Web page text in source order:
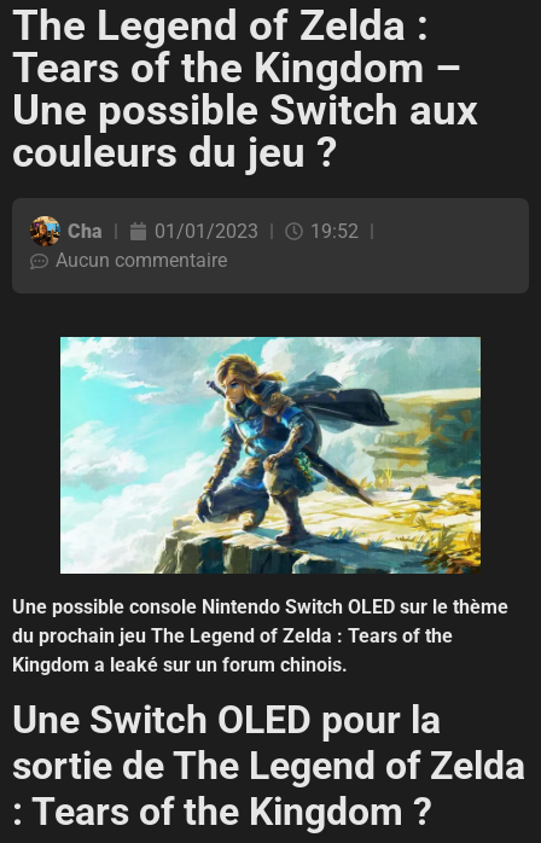
The Legend of Zelda :
Tears of the Kingdom –
Une possible Switch aux
couleurs du jeu ?
Cha 01/01/2023
19:52
Aucun commentaire
Une possible console Nintendo Switch OLED sur le thème
du prochain jeu The Legend of Zelda : Tears of the
Kingdom a leaké sur un forum chinois.
Une Switch OLED pour la
sortie de The Legend of Zelda
: Tears of the Kingdom ?